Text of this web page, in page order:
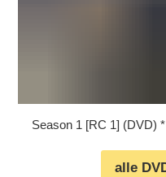
Season 1 [RC 1] (DVD)
alle